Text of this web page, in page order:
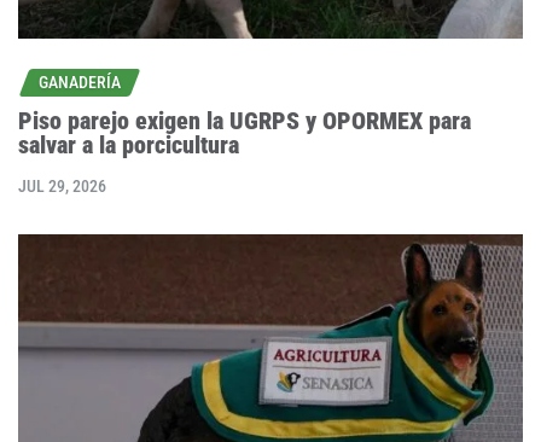
GANADERÍA
Piso parejo exigen la UGRPS y OPORMEX para
salvar a la porcicultura
JUL 29, 2026